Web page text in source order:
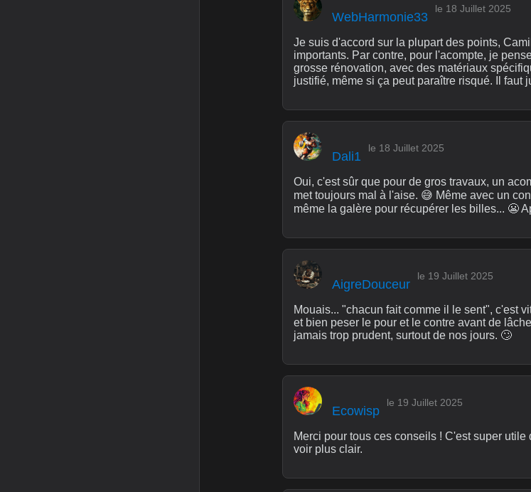
WebHarmonie33
le 18 Juillet 2025
Je suis d'accord sur la plupart des points,
importants. Par contre, pour l'acompte, je
grosse rénovation, avec des matériaux
justifié, même si ça peut paraître risqué. Il faut
Dali1
le 18 Juillet 2025
Oui, c'est sûr que pour de gros travaux, un
met toujours mal à l'aise. 😅 Même avec un
même la galère pour récupérer les billes... 😬
AigreDouceur
le 19 Juillet 2025
Mouais... "chacun fait comme il le sent", c'est
et bien peser le pour et le contre avant de
jamais trop prudent, surtout de nos jours. 🙄
Ecowisp
le 19 Juillet 2025
Merci pour tous ces conseils ! C'est super
voir plus clair.